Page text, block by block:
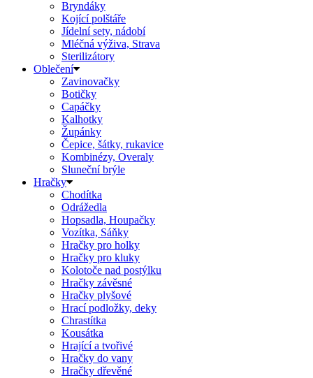
Bryndáky
Kojící polštáře
Jídelní sety, nádobí
Mléčná výživa, Strava
Sterilizátory
Oblečení
Zavinovačky
Botičky
Capáčky
Kalhotky
Župánky
Čepice, šátky, rukavice
Kombinézy, Overaly
Sluneční brýle
Hračky
Chodítka
Odrážedla
Hopsadla, Houpačky
Vozítka, Sáňky
Hračky pro holky
Hračky pro kluky
Kolotoče nad postýlku
Hračky závěsné
Hračky plyšové
Hrací podložky, deky
Chrastítka
Kousátka
Hrající a tvořivé
Hračky do vany
Hračky dřevěné